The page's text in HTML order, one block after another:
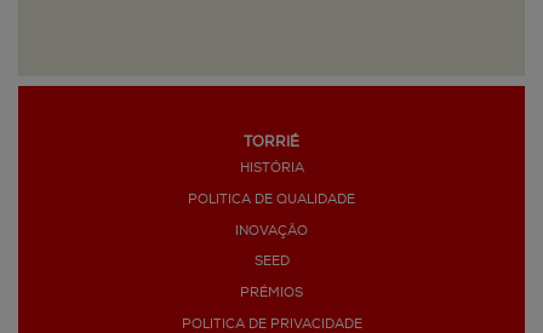
TORRIÉ
HISTÓRIA
POLITICA DE QUALIDADE
INOVAÇÃO
SEED
PRÉMIOS
POLITICA DE PRIVACIDADE